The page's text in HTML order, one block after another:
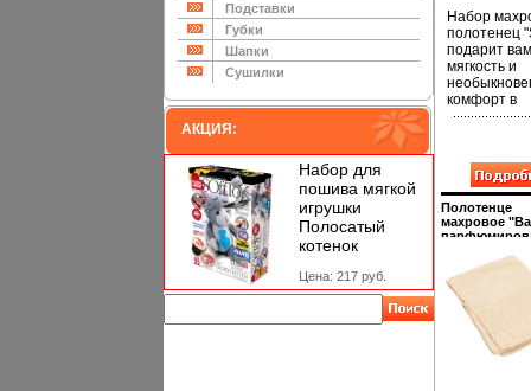
Подставки
Губки
Шапки
Сушилки
АКЦИЯ:
Набор для
пошива мягкой
игрушки
Полосатый
котенок
Цена: 217 руб.
Набор
полотенец
подарит вам
мягкость и
комфорт в
сочетание
и дизайна
Благодаря
высокому
качеству
полотенца
радовать
годы
Материал:
хлопок
Полотенце
махровое
см х 90 см
кремовый
Турция инфо
12005f.